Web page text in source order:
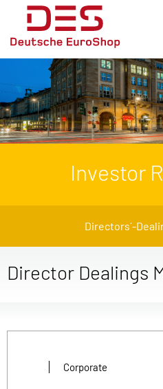
Investor
Directors´-
Director Dealings
Corporate